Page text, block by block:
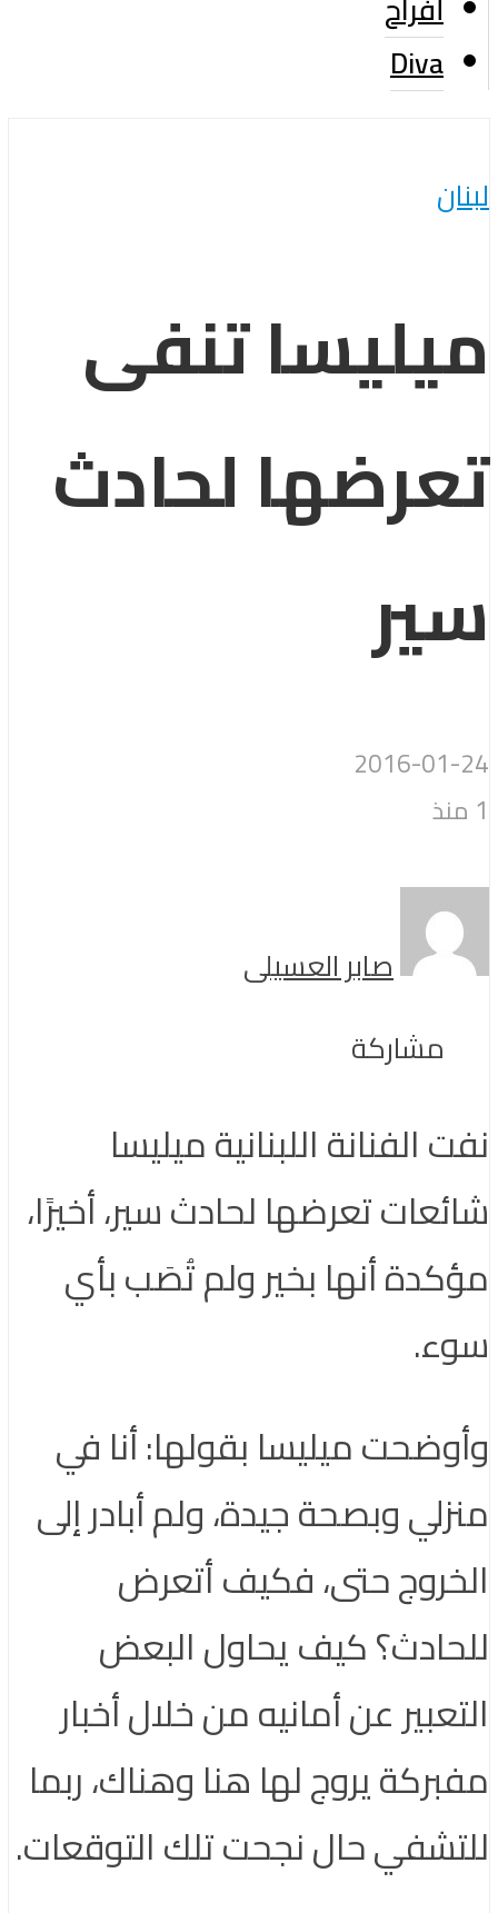
Diva
لبنان
ميليسا تنفى
تعرضها لحادث
سير
2016-01-24
1 منذ
صابر العسيلى
مشاركة
نفت الفنانة اللبنانية ميليسا
شائعات تعرضها لحادث سير، أخيرًا،
مؤكدة أنها بخير ولم تُصَب بأي
سوء.
وأوضحت ميليسا بقولها: أنا في
منزلي وبصحة جيدة، ولم أبادر إلى
الخروج حتى، فكيف أتعرض
للحادث؟ كيف يحاول البعض
التعبير عن أمانيه من خلال أخبار
مفبركة يروج لها هنا وهناك، ربما
للتشفي حال نجحت تلك التوقعات.